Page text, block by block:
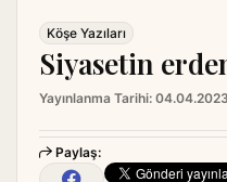
Köşe Yazıları
Siyasetin
Yayınlanma Tarihi: 04.04.2023
Paylaş: